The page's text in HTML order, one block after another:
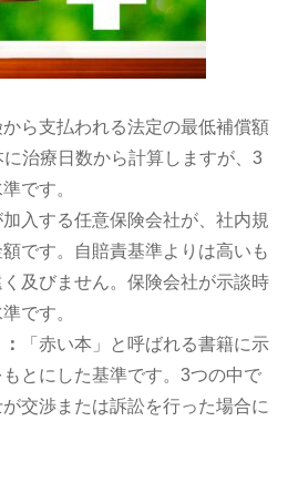
から支払われる法定の最低補償額
治療日数から計算しますが、3
です。
入する任意保険会社が、社内規
です。自賠責基準よりは高いも
及びません。保険会社が示談時
です。
「赤い本」と呼ばれる書籍に示
とにした基準です。3つの中で
交渉または訴訟を行った場合に